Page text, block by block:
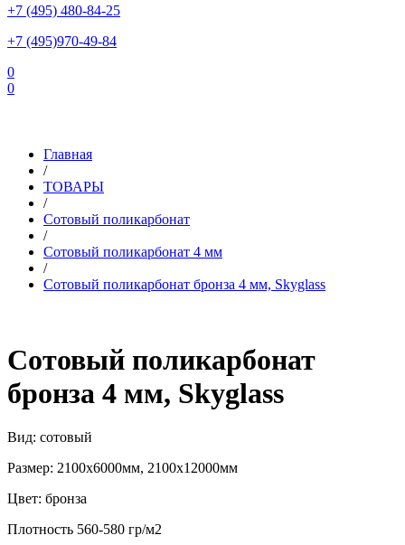
+7 (495) 480-84-25
+7 (495)970-49-84
0
0
Главная
/
ТОВАРЫ
/
Сотовый поликарбонат
/
Сотовый поликарбонат 4 мм
/
Сотовый поликарбонат бронза 4 мм, Skyglass
Сотовый поликарбонат
бронза 4 мм, Skyglass
Вид: сотовый
Размер: 2100х6000мм, 2100х12000мм
Цвет: бронза
Плотность 560-580 гр/м2